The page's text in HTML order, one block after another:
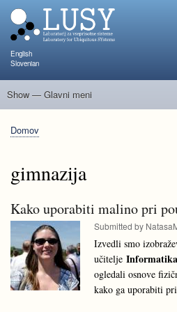
English
Slovenian
Glavni
Show — Glavni meni
Člani
Raziskave in projekti
Objave
Poučevanje
NAPOJ
Dogodki
KATARINA
Breadcrumb
Domov
gimnazija
Kako uporabiti malino pri
Submitted by
Izvedli smo
učitelje
ogledali osnove
kako ga uporabiti